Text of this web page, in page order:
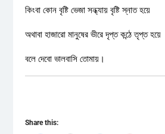
কিংবা কোন বৃষ্টি ভেজা সন্ধ্যায় বৃষ্টি স্নাত হয়ে
অথাবা হাজারো মানুষের ভীরে দৃপ্ত কন্ঠে তৃপ্ত হয়ে
বলে দেবো ভালবাসি তোমায়।
Share this: